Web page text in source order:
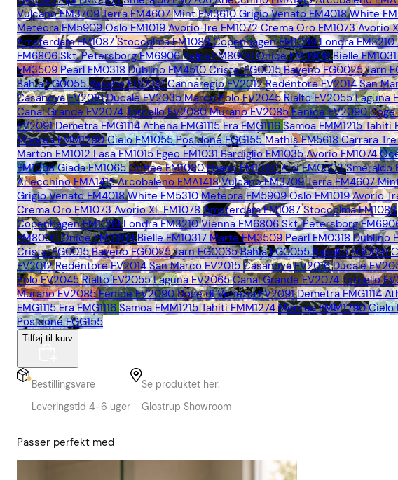
Vulcano EM3709 Terra EM4607 Mint EM3610 Grigio Venato EM4018 White
Meteora EM5909 Oslo EM1019 Avorio Tre EM1072 Crema Oro EM1073 Avorio
Amsterdam EM1087 Stoccolma EM1088 Copenhagen EM1089 Londra EM3210
EM6806 Skt. Petersborg EM6906 Belpa EM8006 Onice EM3909 Bielle
EM3509 Pearl EM0318 Dublino EM4510 Cristal EG0015 Baveno EG0025 Tarn
Bahia EG0055 Basalto EG0091 Cannaregio EV2012 Redentore EV2014 San
Casanova EV2016 Ducale EV2035 Marco Polo EV2045 Rialto EV2055 Laguna
Canal Grande EV2074 Torcello EV2080 Murano EV2085 Fenice EV2090
EV2091 Demetra EMG1114 Athena EMG1115 Era EMG1116 Samoa EMM1215 Tahiti
Moorea EMM1290 Cielo EM1055 Posidone EGG155 Mathis EM5618 Carrara Tre
Marton EM1012 Lasa EM1015 Egeo EM1031 Bardiglio EM1035 Avorio EM1074
EM1058 Giada EM1065 Coffee EM1080 Ebano EM1090 Alpi EM0303 Smeraldo
Arlecchino EMA1415 Arcobaleno EMA1418 Vulcano EM3709 Terra EM4607
Grigio Venato EM4018 White EM5310 Meteora EM5909 Oslo EM1019 Avorio
Crema Oro EM1073 Avorio XL EM1078 Amsterdam EM1087 Stoccolma EM1088
Copenhagen EM1089 Londra EM3210 Vienna EM6806 Skt. Petersborg
EM8006 Onice EM3909 Bielle EM10317 Marte EM3509 Pearl EM0318 Dublino
Cristal EG0015 Baveno EG0025 Tarn EG0035 Bahia EG0055 Basalto EG0091
EV2012 Redentore EV2014 San Marco EV2015 Casanova EV2016 Ducale
Polo EV2045 Rialto EV2055 Laguna EV2065 Canal Grande EV2074 Torcello
Murano EV2085 Fenice EV2090 Doge di Venezia EV2091 Demetra EMG1114
EMG1115 Era EMG1116 Samoa EMM1215 Tahiti EMM1274 Moorea EMM1290 Cielo
Posidone EGG155
Tilføj til kurv
Bestillingsvare
Leveringstid 4-6 uger
Se produktet her:
Glostrup Showroom
Passer perfekt med